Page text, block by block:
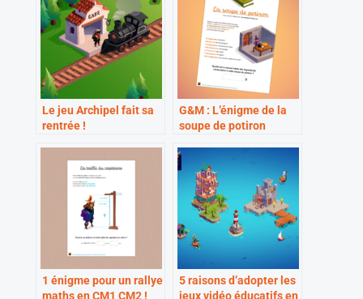
Le jeu Archipel fait sa
rentrée !
G&M : L’énigme de la
soupe de potiron
1 énigme pour un rallye
maths en CM1 CM2 !
5 raisons d’adopter les
jeux vidéo éducatifs en